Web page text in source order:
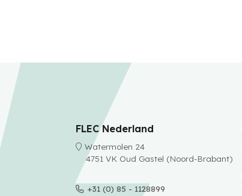
FLEC Nederland
Watermolen 24
4751 VK Oud Gastel (Noord-Brabant)
+31 (0) 85 - 1128899